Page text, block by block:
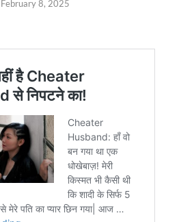
February 8, 2025